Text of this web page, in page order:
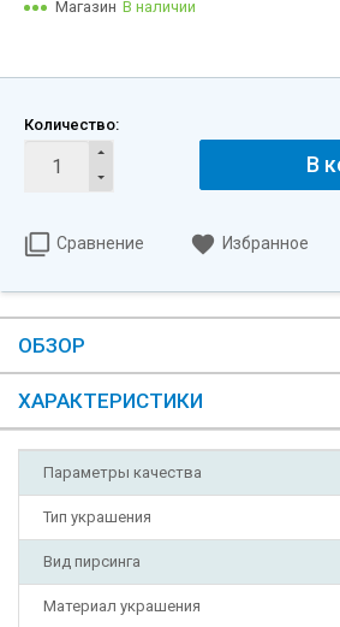
Магазин В наличии
Количество:
В
Сравнение Избранное
ОБЗОР
ХАРАКТЕРИСТИКИ
Параметры качества
Тип украшения
Вид пирсинга
Материал украшения